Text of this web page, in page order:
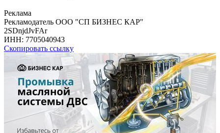
Реклама
Рекламодатель ООО "СП БИЗНЕС КАР"
2SDnjdJvFAr
ИНН: 7705040943
Скопировать ссылку